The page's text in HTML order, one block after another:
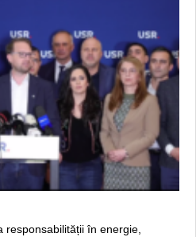
responsabilității în energie,